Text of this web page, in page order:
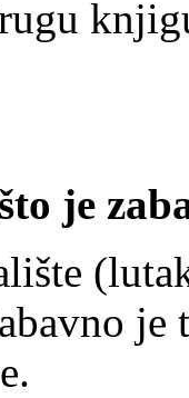
je
je